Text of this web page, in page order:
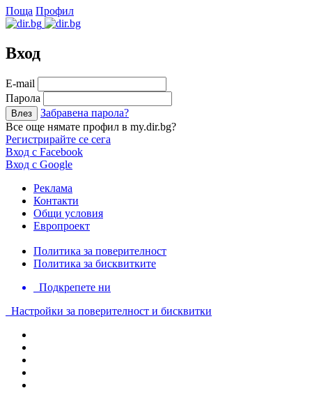
Поща Профил
Вход
Е-mail
Парола
Забравена парола?
Все още нямате профил в my.dir.bg?
Регистрирайте се сега
Вход с Facebook
Вход с Google
Реклама
Контакти
Общи условия
Европроект
Политика за поверителност
Политика за бисквитките
Подкрепете ни
Настройки за поверителност и бисквитки